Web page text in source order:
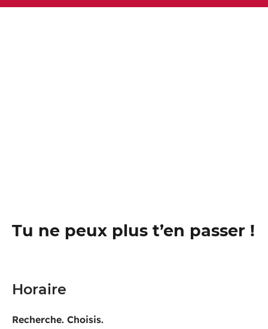
Tu ne peux plus t’en passer !
Horaire
Recherche. Choisis.